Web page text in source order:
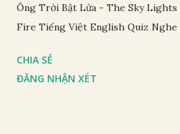
Ông Trời Bật Lửa - The Sky
Fire Tiếng Việt English Quiz Nghe
CHIA SẺ
ĐĂNG NHẬN XÉT